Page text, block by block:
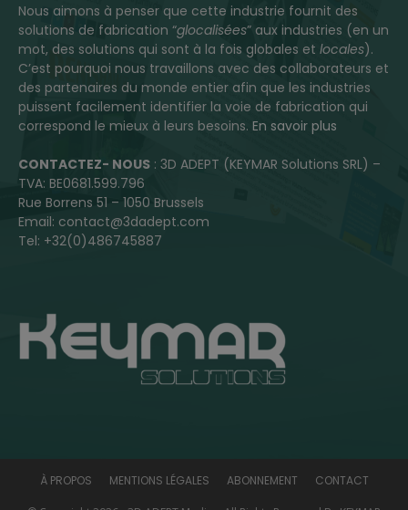
Nous aimons à penser que cette industrie fournit des
solutions de fabrication “glocalisées” aux industries (en un
mot, des solutions qui sont à la fois globales et locales).
C’est pourquoi nous travaillons avec des collaborateurs et
des partenaires du monde entier afin que les industries
puissent facilement identifier la voie de fabrication qui
correspond le mieux à leurs besoins. En savoir plus
CONTACTEZ- NOUS : 3D ADEPT (KEYMAR Solutions SRL) –
TVA: BE0681.599.796
Rue Borrens 51 – 1050 Brussels
Email: contact@3dadept.com
Tel: +32(0)486745887
À PROPOS MENTIONS LÉGALES ABONNEMENT CONTACT